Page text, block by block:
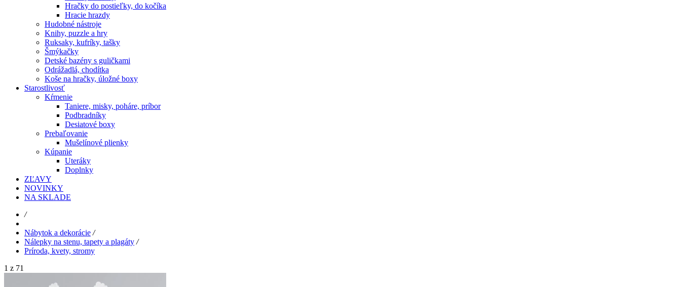
Hračky do postieľky, do kočíka
Hracie hrazdy
Hudobné nástroje
Knihy, puzzle a hry
Ruksaky, kufríky, tašky
Šmýkačky
Detské bazény s guličkami
Odrážadlá, chodítka
Koše na hračky, úložné boxy
Starostlivosť
Kŕmenie
Taniere, misky, poháre, príbor
Podbradníky
Desiatové boxy
Prebaľovanie
Mušelínové plienky
Kúpanie
Uteráky
Doplnky
ZĽAVY
NOVINKY
NA SKLADE
/
Nábytok a dekorácie /
Nálepky na stenu, tapety a plagáty /
Príroda, kvety, stromy
1 z 71